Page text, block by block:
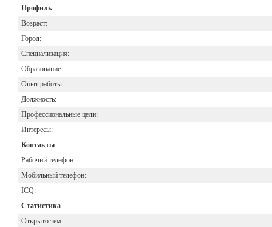
Профиль
Возраст:
Город:
Специализация:
Образование:
Опыт работы:
Должность:
Профессиональные цели:
Интересы:
Контакты
Рабочий телефон:
Мобильный телефон:
ICQ:
Статистика
Открыто тем: